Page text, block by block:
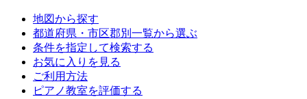
地図から探す
都道府県・市区郡別一覧から選ぶ
条件を指定して検索する
お気に入りを見る
ご利用方法
ピアノ教室を評価する